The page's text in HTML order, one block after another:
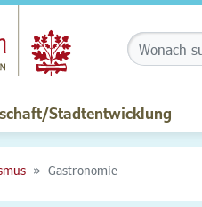
Stadtentwicklung
Gastronomie